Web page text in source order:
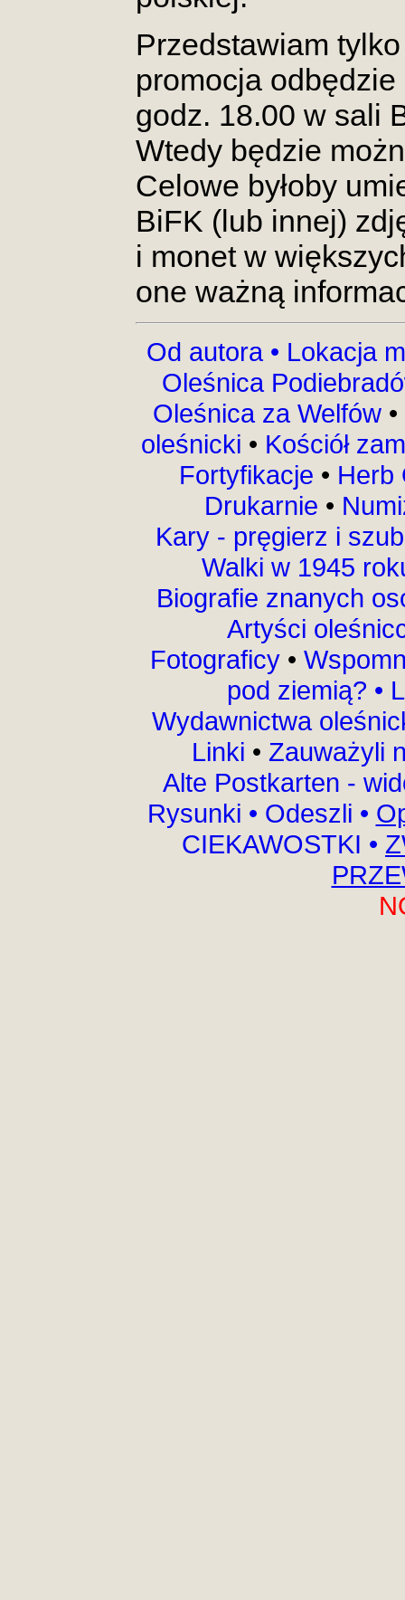
Przedstawiam
promocja
godz. 18.00 w sali
Wtedy będzie
Celowe byłoby
BiFK (lub innej)
i monet w
one ważną
Od autora • Lokacja
Oleśnica
Oleśnica za Welfów•
oleśnicki • Kościół
Fortyfikacje • Herb
Drukarnie •
Kary - pręgierz i
Walki w 1945
Biografie znanych
Artyści
Fotograficy •
pod ziemią? •
Wydawnictwa
Linki • Zauważyli
Alte Postkarten -
Rysunki • Odeszli •
CIEKAWOSTKI •